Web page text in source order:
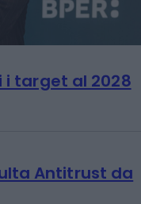
i target al 2028
Antitrust da